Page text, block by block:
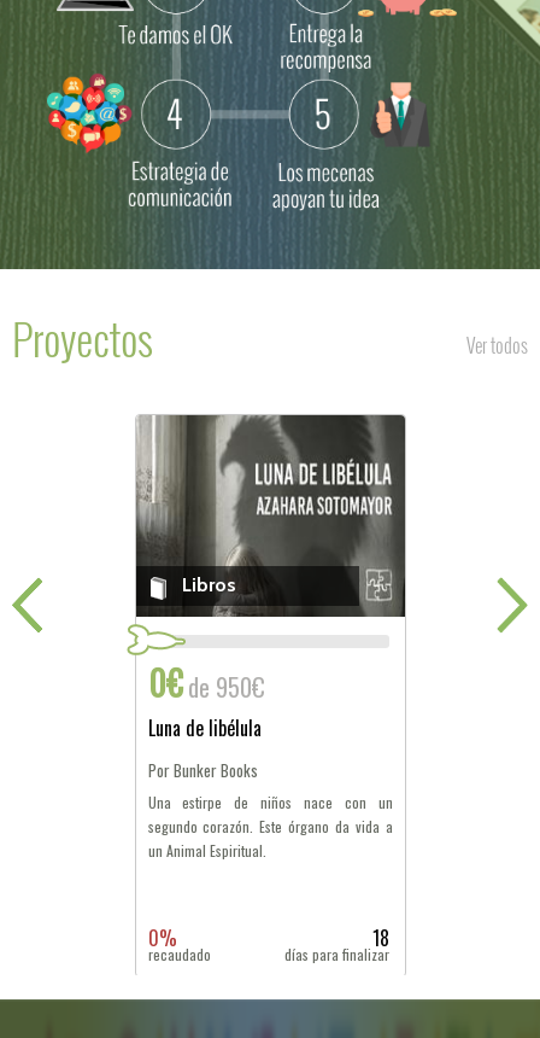
Proyectos Ver todos
Libros
0€de 950€
Disfuncional
Por Bunker Books
Cedrik y Justin, nadadores olímpicos,
sufren un accidente que cambiará sus
vidas para siempre.
0%
recaudado
18
días para finalizar